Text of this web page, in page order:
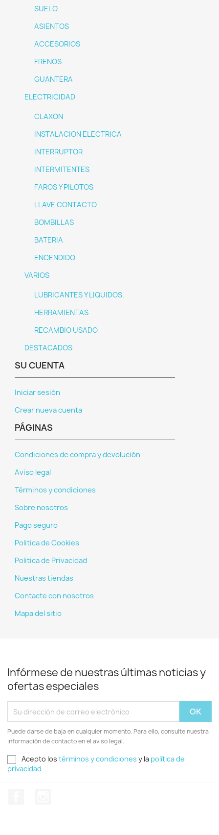
SUELO
ASIENTOS
ACCESORIOS
FRENOS
GUANTERA
ELECTRICIDAD
CLAXON
INSTALACION ELECTRICA
INTERRUPTOR
INTERMITENTES
FAROS Y PILOTOS
LLAVE CONTACTO
BOMBILLAS
BATERIA
ENCENDIDO
VARIOS
LUBRICANTES Y LIQUIDOS.
HERRAMIENTAS
RECAMBIO USADO
DESTACADOS
SU CUENTA
Iniciar sesión
Crear nueva cuenta
PÁGINAS
Condiciones de compra y devolución
Aviso legal
Términos y condiciones
Sobre nosotros
Pago seguro
Politica de Cookies
Politica de Privacidad
Nuestras tiendas
Contacte con nosotros
Mapa del sitio
Infórmese de nuestras últimas noticias y
ofertas especiales
Puede darse de baja en cualquier momento. Para ello, consulte nuestra
información de contacto en el aviso legal.
Acepto los términos y condiciones y la política de
privacidad